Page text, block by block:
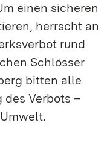
einen sicheren
herrscht an
rund
Schlösser
bitten alle
des Verbots –